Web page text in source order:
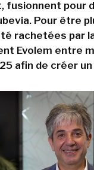
fusionnent pour
Pour être
rachetées par
Evolem entre
afin de créer un